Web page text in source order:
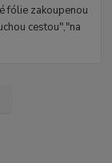
fólie zakoupenou
cestou","na